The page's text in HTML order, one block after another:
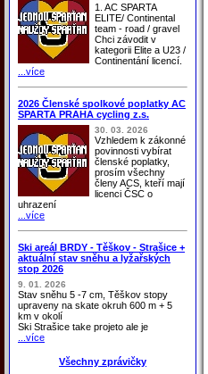
1. AC SPARTA
ELITE/ Continental
team - road / gravel
Chci závodit v
kategorii Elite a U23 /
Continentání licencí.
...více
2026 Členské spolkové poplatky AC
SPARTA PRAHA cycling z.s.
30. 03. 2026
Vzhledem k zákonné
povinnosti vybírat
členské poplatky,
prosím všechny
členy ACS, kteří mají
licenci ČSC o
uhrazení
...více
Ski areál BRDY - Těškov - Strašice +
aktuální stav sněhu a lyžařských
stop 2026
9. 01. 2026
Stav sněhu 5 -7 cm, Těškov stopy
upraveny na skate okruh 600 m + 5
km v okolí
Ski Strašice take projeto ale je
...více
Všechny zprávičky